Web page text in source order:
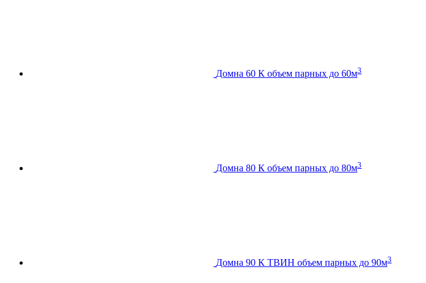
Домна 60 К объем парных до 60м3
Домна 80 К объем парных до 80м3
Домна 90 К ТВИН объем парных до 90м3